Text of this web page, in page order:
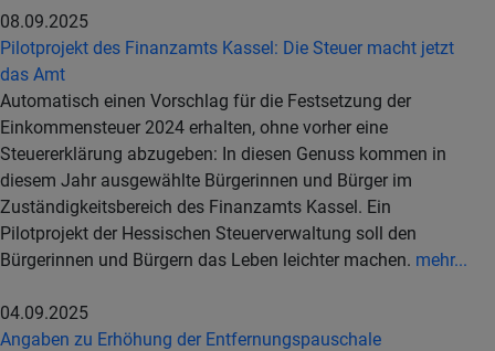
08.09.2025
Pilotprojekt des Finanzamts Kassel: Die Steuer macht jetzt
das Amt
Automatisch einen Vorschlag für die Festsetzung der
Einkommensteuer 2024 erhalten, ohne vorher eine
Steuererklärung abzugeben: In diesen Genuss kommen in
diesem Jahr ausgewählte Bürgerinnen und Bürger im
Zuständigkeitsbereich des Finanzamts Kassel. Ein
Pilotprojekt der Hessischen Steuerverwaltung soll den
Bürgerinnen und Bürgern das Leben leichter machen. mehr...
04.09.2025
Angaben zu Erhöhung der Entfernungspauschale